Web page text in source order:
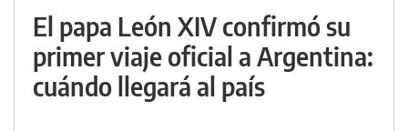
El papa León XIV confirmó su
primer viaje oficial a Argentina:
cuándo llegará al país